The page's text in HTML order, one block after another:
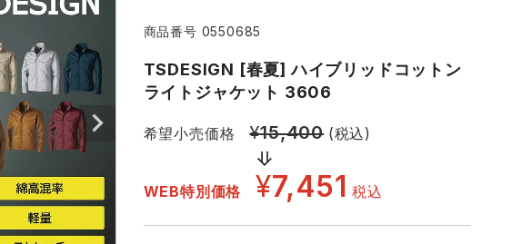
バッグ類
・プリント加工対象商品
ランキング
プリント加工対象商品
ェア
GDジャパン カーシーカシマ
セロリー 大阪支店
ー スターライト工業 東洋物産工業
商品番号 0550685
TSDESIGN [春夏] ハイブリッドコットン
ライトジャケット 3606
希望小売価格 ¥15,400 (税込)
WEB特別価格 ¥7,451 税込